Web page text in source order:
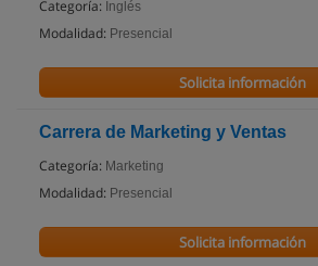
Categoría: Inglés
Modalidad: Presencial
Solicita información
Carrera de Marketing y Ventas
Categoría: Marketing
Modalidad: Presencial
Solicita información